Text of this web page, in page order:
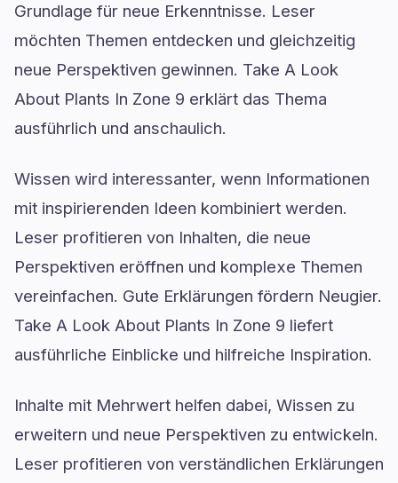
Grundlage für neue Erkenntnisse. Leser
möchten Themen entdecken und gleichzeitig
neue Perspektiven gewinnen. Take A Look
About Plants In Zone 9 erklärt das Thema
ausführlich und anschaulich.
Wissen wird interessanter, wenn Informationen
mit inspirierenden Ideen kombiniert werden.
Leser profitieren von Inhalten, die neue
Perspektiven eröffnen und komplexe Themen
vereinfachen. Gute Erklärungen fördern Neugier.
Take A Look About Plants In Zone 9 liefert
ausführliche Einblicke und hilfreiche Inspiration.
Inhalte mit Mehrwert helfen dabei, Wissen zu
erweitern und neue Perspektiven zu entwickeln.
Leser profitieren von verständlichen Erklärungen